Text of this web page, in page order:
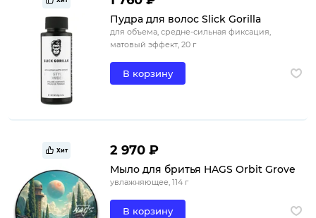
Пудра для волос Slick Gorilla
для объема, средне-сильная фиксация,
матовый эффект, 20 г
В корзину
Хит 2 970 ₽
Мыло для бритья HAGS Orbit Grove
увлажняющее, 114 г
В корзину